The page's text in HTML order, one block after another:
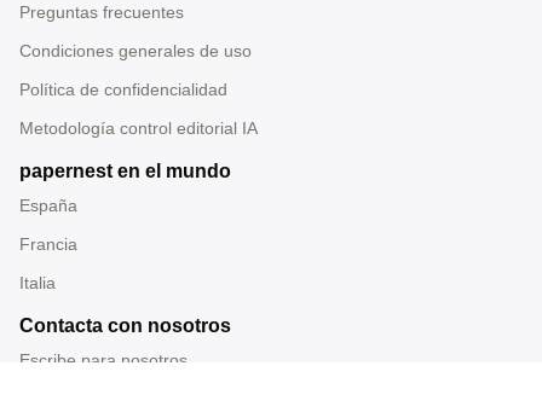
Preguntas frecuentes
Condiciones generales de uso
Política de confidencialidad
Metodología control editorial IA
papernest en el mundo
España
Francia
Italia
Contacta con nosotros
Escribe para nosotros